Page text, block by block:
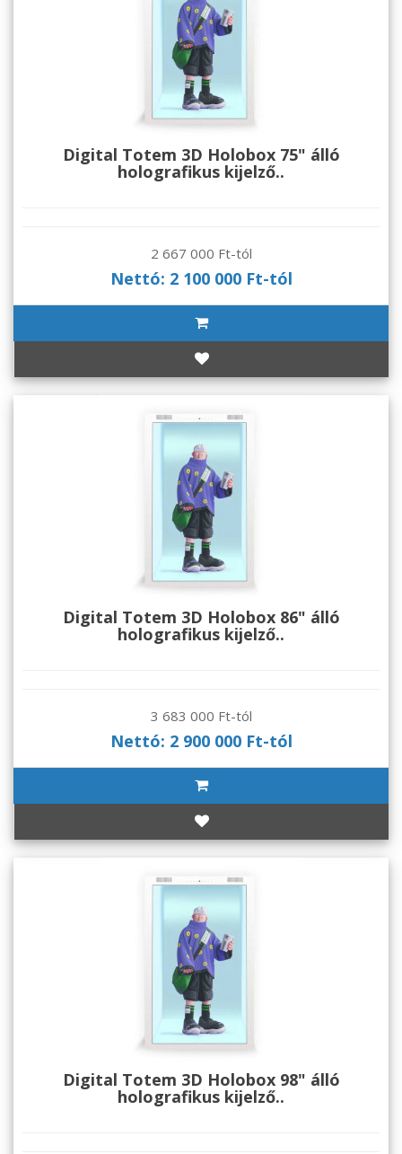
Digital Totem 3D Holobox 75" álló
holografikus kijelző..
2 667 000 Ft-tól
Nettó: 2 100 000 Ft-tól
Digital Totem 3D Holobox 86" álló
holografikus kijelző..
3 683 000 Ft-tól
Nettó: 2 900 000 Ft-tól
Digital Totem 3D Holobox 98" álló
holografikus kijelző..